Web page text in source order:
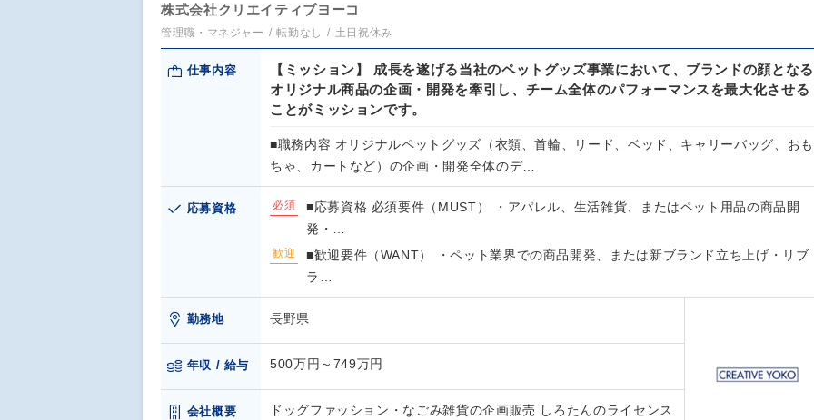
株式会社クリエイティブヨーコ
管理職・マネジャー 転勤なし 土日祝休み
仕事内容
【ミッション】 成長を遂げる当社のペットグッズ事業において、ブランドの顔となる
オリジナル商品の企画・開発を牽引し、チーム全体のパフォーマンスを最大化させる
ことがミッションです。
■職務内容 オリジナルペットグッズ（衣類、首輪、リード、ベッド、キャリーバッグ、おも
ちゃ、カートなど）の企画・開発全体のデ…
応募資格 必須
■応募資格 必須要件（MUST） ・アパレル、生活雑貨、またはペット用品の商品開
発・…
歓迎
■歓迎要件（WANT） ・ペット業界での商品開発、または新ブランド立ち上げ・リブ
ラ…
勤務地 長野県
年収 / 給与 500万円～749万円
会社概要
ドッグファッション・なごみ雑貨の企画販売 しろたんのライセンス